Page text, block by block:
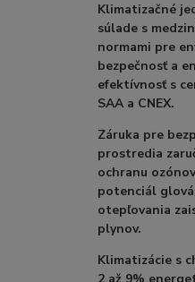
Klimatizačné
súlade s
normami pre
bezpečnosť a
efektívnosť s
SAA a CNEX.
Záruka pre
prostredia
ochranu
potenciál
otepľovania
plynov.
Klimatizácie s